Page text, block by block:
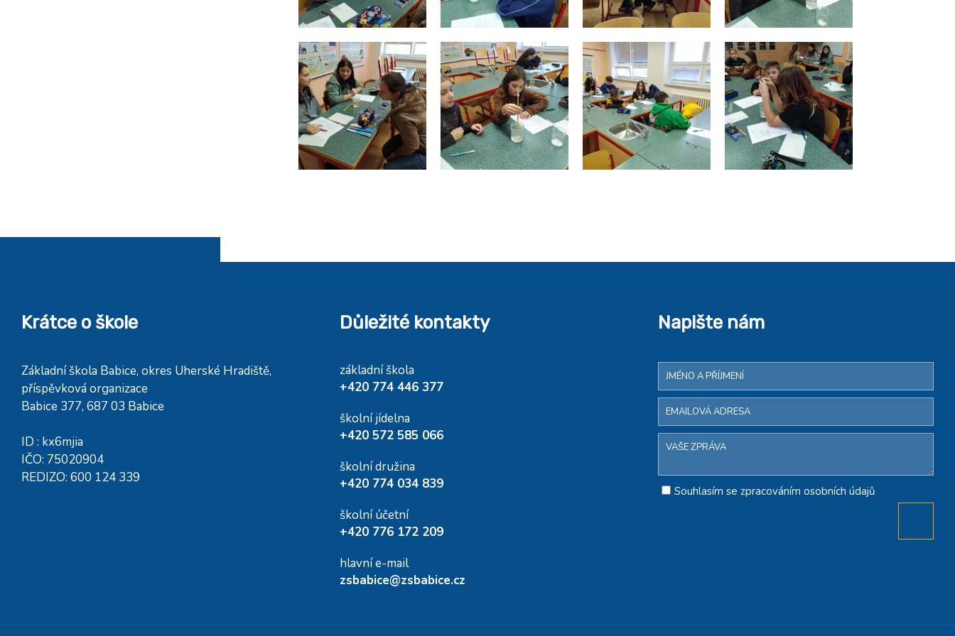
Krátce o škole
Základní škola Babice, okres Uherské Hradiště,
příspěvková organizace
Babice 377, 687 03 Babice
ID : kx6mjia
IČO: 75020904
REDIZO: 600 124 339
Důležité kontakty
základní škola
+420 774 446 377
školní jídelna
+420 572 585 066
školní družina
+420 774 034 839
školní účetní
+420 776 172 209
hlavní e-mail
zsbabice@zsbabice.cz
Napište nám
Souhlasím se zpracováním osobních údajů